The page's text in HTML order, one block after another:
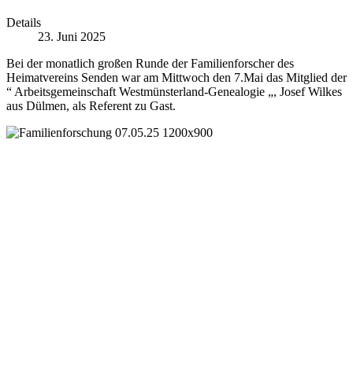
Details
23. Juni 2025
Bei der monatlich großen Runde der Familienforscher des
Heimatvereins Senden war am Mittwoch den 7.Mai das Mitglied der
“ Arbeitsgemeinschaft Westmünsterland-Genealogie „, Josef Wilkes
aus Dülmen, als Referent zu Gast.